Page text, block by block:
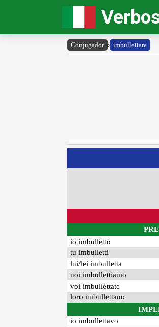
Conjugador › imbullettare
io imbulletto
tu imbulletti
lui/lei imbulletta
noi imbullettiamo
voi imbullettate
loro imbullettano
io imbullettavo